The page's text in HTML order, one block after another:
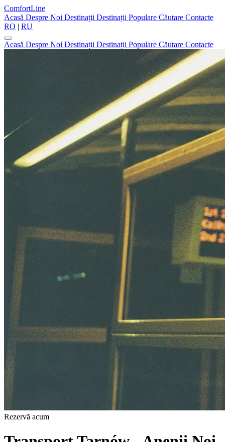
ComfortLine
Acasă Despre Noi Destinații Destinații Populare Căutare Contacte
RO | RU
Acasă Despre Noi Destinații Destinații Populare Căutare Contacte
Rezervă acum